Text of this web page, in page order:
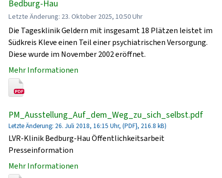
Bedburg-Hau
Letzte Änderung: 23. Oktober 2025, 10:50 Uhr
Die Tagesklinik Geldern mit insgesamt 18 Plätzen leistet im
Südkreis Kleve einen Teil einer psychiatrischen Versorgung.
Diese wurde im November 2002 eröffnet.
Mehr Informationen
PM_Ausstellung_Auf_dem_Weg_zu_sich_selbst.pdf
Letzte Änderung: 26. Juli 2018, 16:15 Uhr, (PDF}, 216.8 kB)
LVR-Klinik Bedburg-Hau Öffentlichkeitsarbeit
Presseinformation
Mehr Informationen